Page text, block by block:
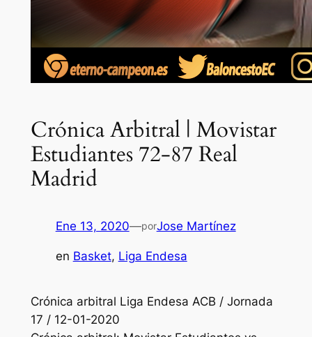
Crónica Arbitral | Movistar
Estudiantes 72-87 Real
Madrid
Ene 13, 2020—porJose Martínez
en Basket, Liga Endesa
Crónica arbitral Liga Endesa ACB / Jornada
17 / 12-01-2020